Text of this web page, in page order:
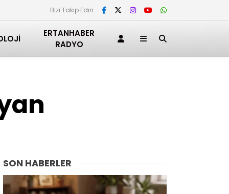
Bizi Takip Edin
ERTANHABER
RADYO
SON HABERLER